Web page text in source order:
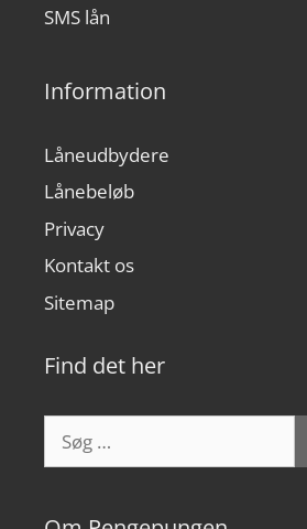
SMS lån
Information
Låneudbydere
Lånebeløb
Privacy
Kontakt os
Sitemap
Find det her
efter: